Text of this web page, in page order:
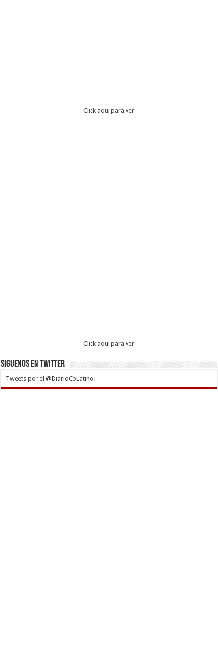
Click aqui para ver
Click aqui para ver
Siguenos en twitter
Tweets por el @DiarioCoLatino.